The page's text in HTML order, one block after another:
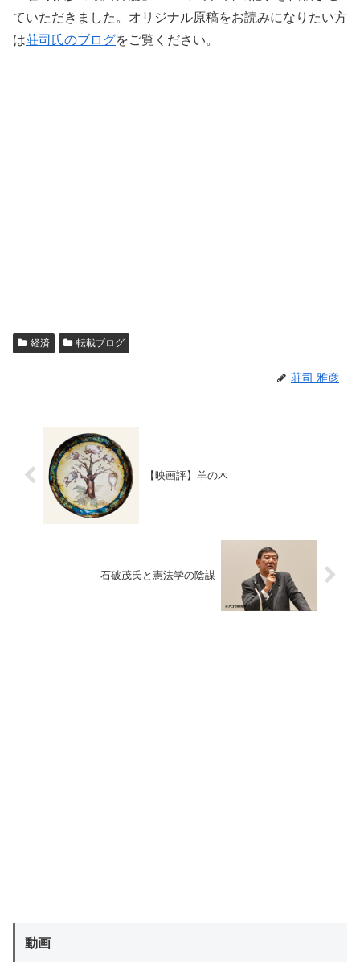
ていただきました。オリジナル原稿をお読みになりたい方
は荘司氏のブログをご覧ください。
経済 転載ブログ
荘司 雅彦
【映画評】羊の木
石破茂氏と憲法学の陰謀
動画